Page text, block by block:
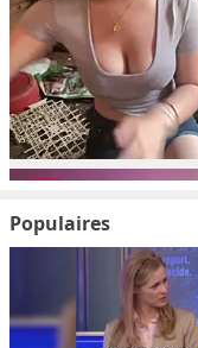
Populaires